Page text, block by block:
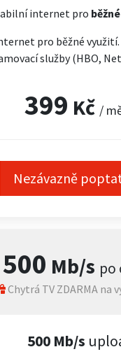
internet pro
pro běžné využití.
služby (HBO,
399 Kč /
Nezávazně
500 Mb/s po
Chytrá TV ZDARMA na
500 Mb/s